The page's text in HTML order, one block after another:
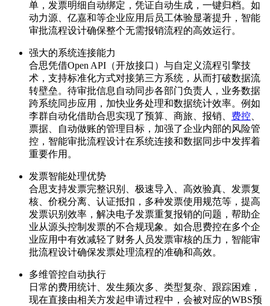
单，发票明细自动绑定，凭证自动生成，一键归档。如
动力源、亿嘉和等企业应用后员工体验显著提升，智能
审批流程设计确保整个无需报销流程的高效运行。
强大的系统连接能力
合思凭借Open API（开放接口）与自定义流程引擎技
术，支持标准化方式对接第三方系统，从而打破数据流
转壁垒。待审批信息自动同步各部门负责人，业务数据
跨系统同步应用，加快业务处理和数据统计效率。例如
李群自动化借助合思实现了预算、商旅、报销、 费控
票据、自动做账的管理目标，加强了企业内部的风险管
控，智能审批流程设计在系统连接和数据同步中发挥着
重要作用。
发票智能处理优势
合思支持发票完整识别、极速导入、高效验真、发票复
核、价税分离、认证抵扣，多种发票使用规范等，提高
发票识别效率，解决电子发票重复报销的问题，帮助企
业从源头控制发票的不合规现象。如合思费控在多个企
业应用中有效减轻了财务人员发票审核的压力，智能审
批流程设计确保发票处理流程的准确和高效。
多维管控自动执行
日常的费用统计、发生频次多、类型复杂、跟踪困难，
现在直接由相关方发起申请过程中，会被对应的WBS预